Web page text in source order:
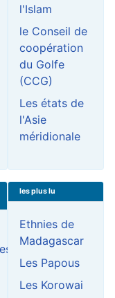
l'Islam
le Conseil de
coopération
du Golfe
(CCG)
Les états de
l'Asie
méridionale
les plus lu
Ethnies de
Madagascar
Les Papous
Les Korowai